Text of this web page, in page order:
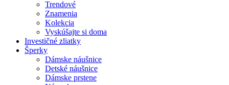
Trendové
Znamenia
Kolekcia
Vyskúšajte si doma
Investičné zliatky
Šperky
Dámske náušnice
Detské náušnice
Dámske prstene